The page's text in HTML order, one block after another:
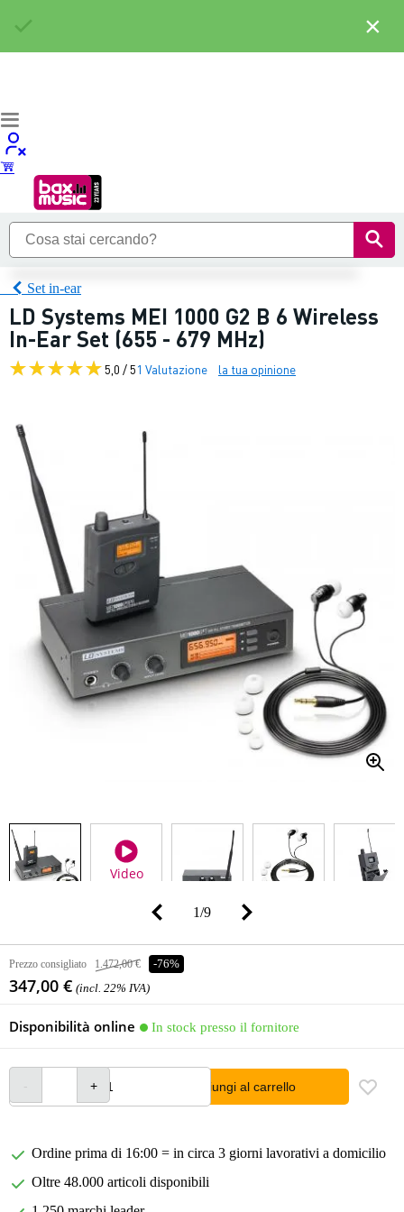
Set in-ear
LD Systems MEI 1000 G2 B 6 Wireless
In-Ear Set (655 - 679 MHz)
5,0 / 51 Valutazione la tua opinione
Video
1/9
Prezzo consigliato 1.472,00 € -76%
347,00 € (incl. 22% IVA)
Disponibilità online In stock presso il fornitore
Aggiungi al carrello
Ordine prima di 16:00 = in circa 3 giorni lavorativi a domicilio
Oltre 48.000 articoli disponibili
×